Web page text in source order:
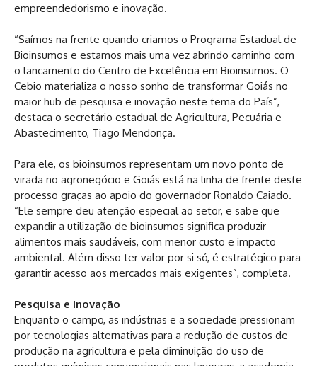
empreendedorismo e inovação.
“Saímos na frente quando criamos o Programa Estadual de
Bioinsumos e estamos mais uma vez abrindo caminho com
o lançamento do Centro de Excelência em Bioinsumos. O
Cebio materializa o nosso sonho de transformar Goiás no
maior hub de pesquisa e inovação neste tema do País”,
destaca o secretário estadual de Agricultura, Pecuária e
Abastecimento, Tiago Mendonça.
Para ele, os bioinsumos representam um novo ponto de
virada no agronegócio e Goiás está na linha de frente deste
processo graças ao apoio do governador Ronaldo Caiado.
“Ele sempre deu atenção especial ao setor, e sabe que
expandir a utilização de bioinsumos significa produzir
alimentos mais saudáveis, com menor custo e impacto
ambiental. Além disso ter valor por si só, é estratégico para
garantir acesso aos mercados mais exigentes”, completa.
Pesquisa e inovação
Enquanto o campo, as indústrias e a sociedade pressionam
por tecnologias alternativas para a redução de custos de
produção na agricultura e pela diminuição do uso de